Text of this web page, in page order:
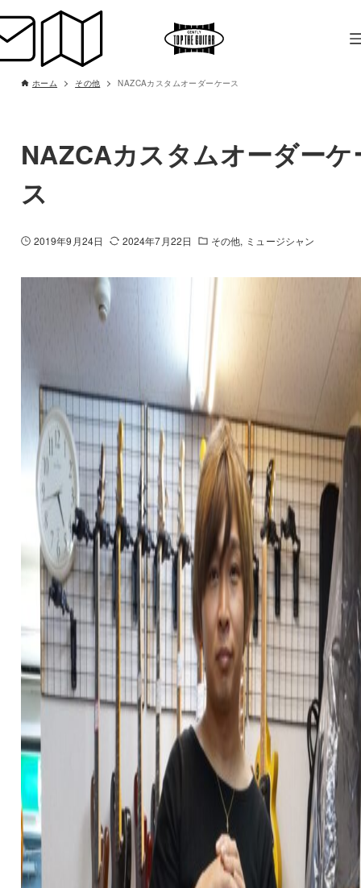
ホーム その他 NAZCAカスタムオーダーケース
NAZCAカスタムオーダーケ
ス
2019年9月24日 2024年7月22日 その他 ミュージシャン